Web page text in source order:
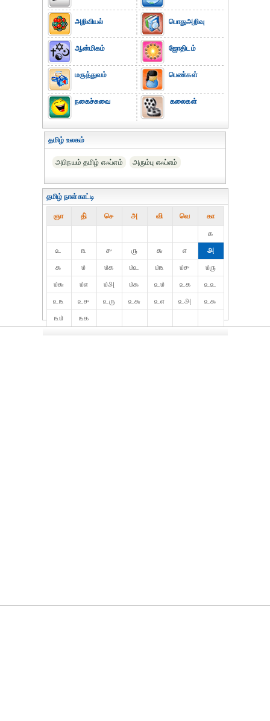
அறிவியல்
ஆன்மிகம்
மருத்துவம்
நகைச்சுவை
பொதுஅறிவு
ஜோதிடம்
பெண்கள்
கலைகள்
தமிழ் உலகம்
அபிநயம் தமிழ் எஃப்எம் அரும்பு எஃப்எம்
தமிழ் நாள்காட்டி
ஞா தி் செ அ வி வெ கா
௧
௨
௩ ௪ ௫ ௬ ௭
௮
௯
௰ ௰௧ ௰௨ ௰௩ ௰௪
௰௫
௰௬
௰௭ ௰௮ ௰௯ ௨௰ ௨௧
௨௨
௨௩
௨௪ ௨௫ ௨௬ ௨௭ ௨௮
௨௯
௩௰
௩௧